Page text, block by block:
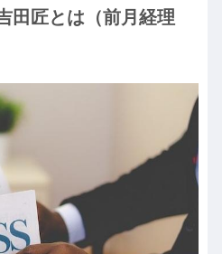
田匠とは（前月経理